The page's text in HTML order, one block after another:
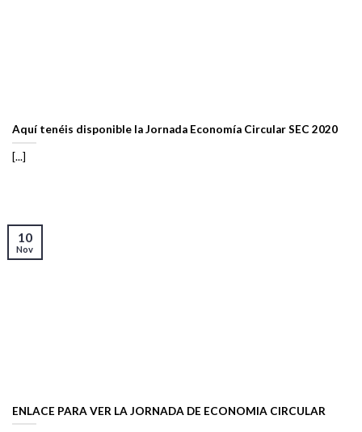
Aquí tenéis disponible la Jornada Economía Circular SEC 2020
[...]
ENLACE PARA VER LA JORNADA DE ECONOMIA CIRCULAR
10
Nov